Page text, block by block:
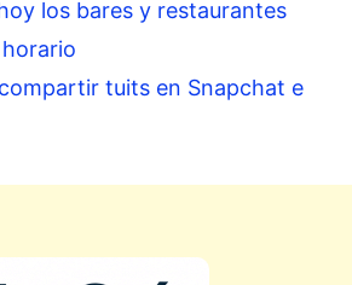
los bares y restaurantes
tuits en Snapchat e